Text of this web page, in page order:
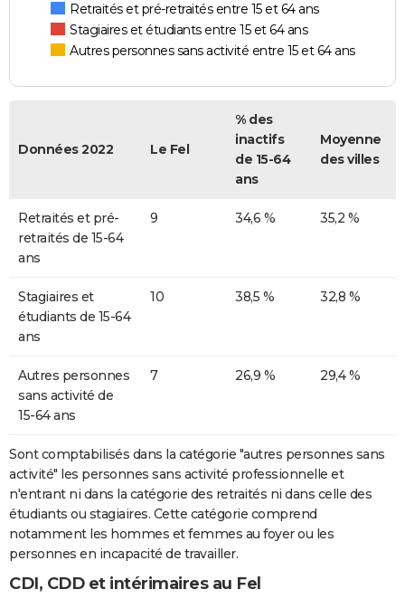
Retraités et pré-retraités entre 15 et 64 ans
Stagiaires et étudiants entre 15 et 64 ans
Autres personnes sans activité entre 15 et 64 ans
Données 2022 Le Fel
% des
inactifs
de 15-64
ans
Moyenne
des villes
Retraités et pré-
retraités de 15-64
ans
9 34,6 % 35,2 %
Stagiaires et
étudiants de 15-64
ans
10 38,5 % 32,8 %
Autres personnes
sans activité de
15-64 ans
7 26,9 % 29,4 %
Sont comptabilisés dans la catégorie "autres personnes sans
activité" les personnes sans activité professionnelle et
n'entrant ni dans la catégorie des retraités ni dans celle des
étudiants ou stagiaires. Cette catégorie comprend
notamment les hommes et femmes au foyer ou les
personnes en incapacité de travailler.
CDI, CDD et intérimaires au Fel